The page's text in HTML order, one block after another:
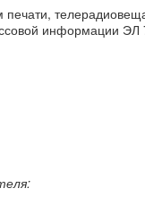
печати,
информации ЭЛ